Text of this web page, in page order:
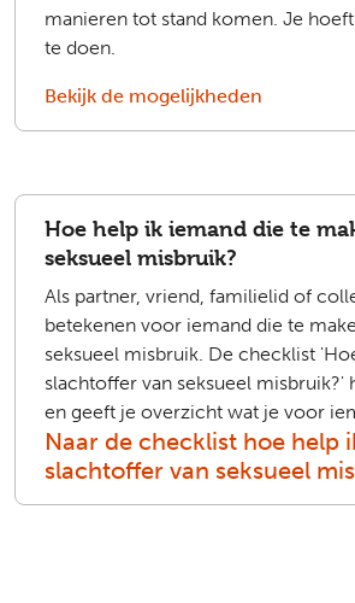
manieren tot stand komen. Je
te doen.
Bekijk de mogelijkheden
Hoe help ik iemand die te
seksueel misbruik?
Als partner, vriend, familielid of
betekenen voor iemand die te
seksueel misbruik. De checklist
slachtoffer van seksueel misbruik?'
en geeft je overzicht wat je voor
Naar de checklist hoe help
slachtoffer van seksueel